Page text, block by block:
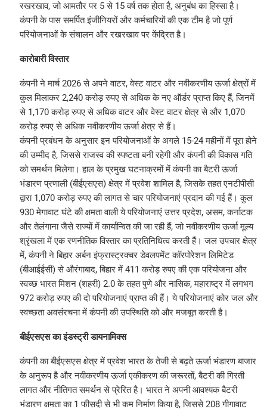
रखरखाव, जो आमतौर पर 5 से 15 वर्ष तक होता है, अनुबंध का हिस्सा है।
कंपनी के पास समर्पित इंजीनियरों और कर्मचारियों की एक टीम है जो पूर्ण
परियोजनाओं के संचालन और रखरखाव पर केंद्रित है।
कारोबारी विस्तार
कंपनी ने मार्च 2026 से अपने वाटर, वेस्ट वाटर और नवीकरणीय ऊर्जा क्षेत्रों में
कुल मिलाकर 2,240 करोड़ रुपए से अधिक के नए ऑर्डर प्राप्त किए हैं, जिनमें
से 1,170 करोड़ रुपए से अधिक वाटर और वेस्ट वाटर क्षेत्र से और 1,070
करोड़ रुपए से अधिक नवीकरणीय ऊर्जा क्षेत्र से हैं।
कंपनी प्रबंधन के अनुसार इन परियोजनाओं के अगले 15-24 महीनों में पूरा होने
की उम्मीद है, जिससे राजस्व की स्पष्टता बनी रहेगी और कंपनी की विकास गति
को समर्थन मिलेगा। हाल के प्रमुख घटनाक्रमों में कंपनी का बैटरी ऊर्जा
भंडारण प्रणाली (बीईएसएस) क्षेत्र में प्रवेश शामिल है, जिसके तहत एनटीपीसी
द्वारा 1,070 करोड़ रुपए की लागत से चार परियोजनाएं प्रदान की गई हैं। कुल
930 मेगावाट घंटे की क्षमता वाली ये परियोजनाएं उत्तर प्रदेश, असम, कर्नाटक
और तेलंगाना जैसे राज्यों में कार्यान्वित की जा रही हैं, जो नवीकरणीय ऊर्जा मूल्य
श्रृंखला में एक रणनीतिक विस्तार का प्रतिनिधित्व करती हैं। जल उपचार क्षेत्र
में, कंपनी ने बिहार अर्बन इंफ्रास्ट्रक्चर डेवलपमेंट कॉरपोरेशन लिमिटेड
(बीआईईसी) से औरंगाबाद, बिहार में 411 करोड़ रुपए की एक परियोजना और
स्वच्छ भारत मिशन (शहरी) 2.0 के तहत पुणे और नासिक, महाराष्ट्र में लगभग
972 करोड़ रुपए की दो परियोजनाएं प्राप्त की हैं। ये परियोजनाएं कोर जल और
स्वच्छता अवसंरचना में कंपनी की उपस्थिति को और मजबूत करती है।
बीईएसएस का इंडस्ट्री डायनामिक्स
कंपनी का बीईएसएस क्षेत्र में प्रवेश भारत के तेजी से बढ़ते ऊर्जा भंडारण बाजार
के अनुरूप है और नवीकरणीय ऊर्जा एकीकरण की जरूरतों, बैटरी की गिरती
लागत और नीतिगत समर्थन से प्रेरित है। भारत ने अपनी आवश्यक बैटरी
भंडारण क्षमता का 1 फीसदी से भी कम निर्माण किया है, जिससे 208 गीगावाट